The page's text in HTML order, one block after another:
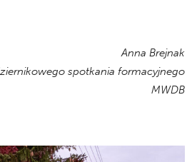
Anna Brejnak
spotkania formacyjnego
MWDB